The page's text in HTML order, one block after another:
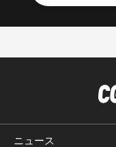
ニュース